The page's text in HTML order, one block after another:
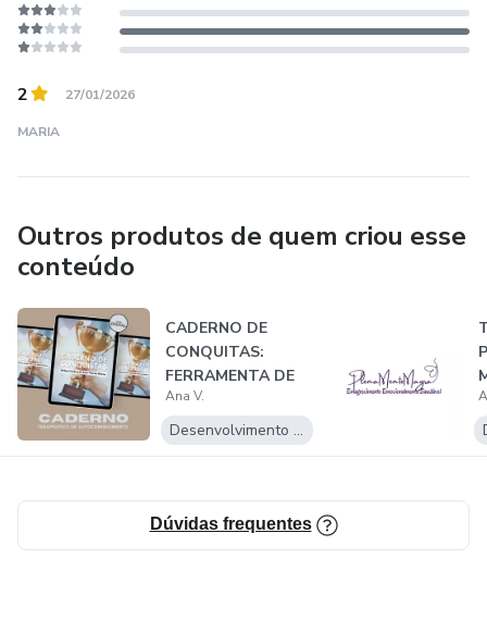
2 27/01/2026
MARIA
Outros produtos de quem criou esse
conteúdo
CADERNO DE
CONQUITAS:
FERRAMENTA DE
AUTOCONHECIME
NTO E CRESC...
Ana V.
Desenvolvimento Pessoal
Dúvidas frequentes